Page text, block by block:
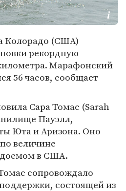
Колорадо (США)
рекордную
Марафонский
56 часов, сообщает
Сара Томас (Sarah
Пауэлл,
Юта и Аризона. Оно
величине
в США.
сопровождало
состоящей из